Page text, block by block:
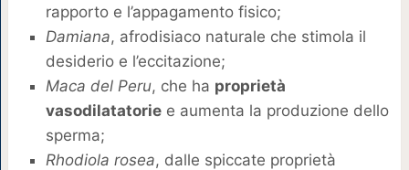
rapporto e l’appagamento fisico;
Damiana, afrodisiaco naturale che stimola il
desiderio e l’eccitazione;
Maca del Peru, che ha proprietà
vasodilatatoriee aumenta la produzione dello
sperma;
Rhodiola rosea, dalle spiccate proprietà